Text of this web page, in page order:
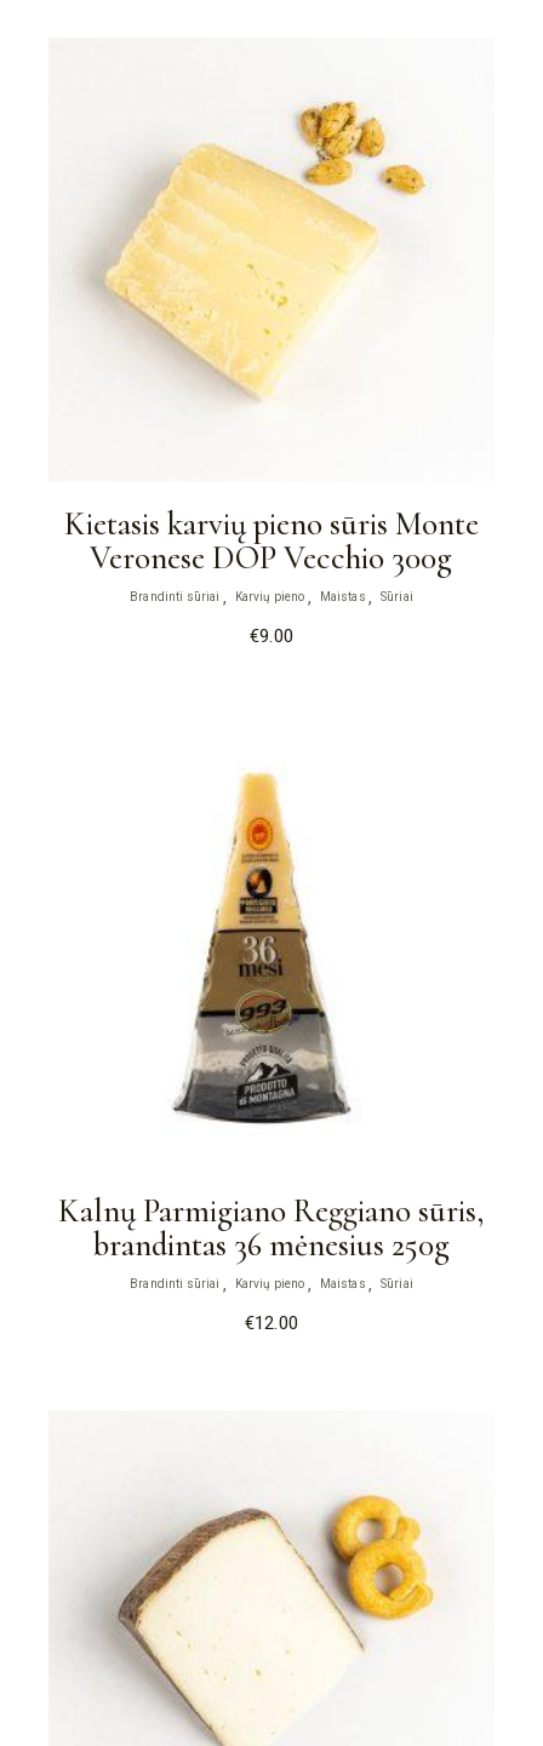
Kietasis karvių pieno sūris Monte
Veronese DOP Vecchio 300g
Brandinti sūriai Karvių pieno Maistas Sūriai
€9.00
Kalnų Parmigiano Reggiano sūris,
brandintas 36 mėnesius 250g
Brandinti sūriai Karvių pieno Maistas Sūriai
€12.00